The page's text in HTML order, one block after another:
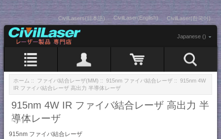
CivilLasers(日本語) CivilLaser(English) CivilLaser(한국어)
Japanese ()
ホーム :: ファイバ結合レーザ(MM) :: 915nm ファイバ結合レーザ :: 915nm 4W
IR ファイバ結合レーザ 高出力 半導体レーザ
915nm 4W IR ファイバ結合レーザ 高出力 半
導体レーザ
915nm ファイバ結合レーザ